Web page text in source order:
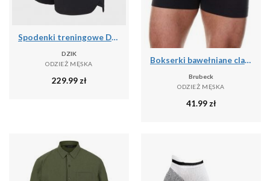
Spodenki treningowe DZIK® PRO black
DZIK
ODZIEŻ MĘSKA
229.99 zł
Bokserki bawełniane classic męskie Brubeck Comfort Cotton
Brubeck
ODZIEŻ MĘSKA
41.99 zł